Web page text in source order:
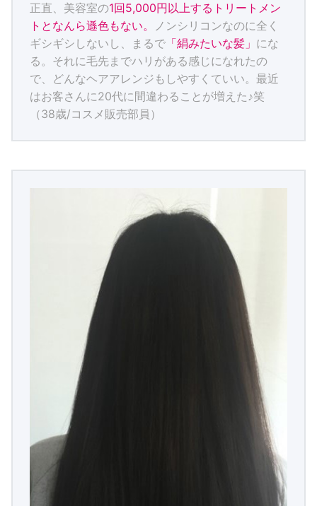
正直、美容室の1回5,000円以上するトリートメン
トとなんら遜色もない。
ノンシリコンなのに全く
ギシギシしないし、まるで 「絹みたいな髪」 にな
る。それに毛先までハリがある感じになれたの
で、どんなヘアアレンジもしやすくていい。最近
はお客さんに20代に間違わることが増えた♪笑
（38歳/コスメ販売部員）